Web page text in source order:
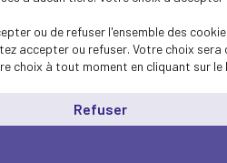
ou de refuser l'ensemble des
accepter ou refuser. Votre choix
choix à tout moment en cliquant sur le
Refuser